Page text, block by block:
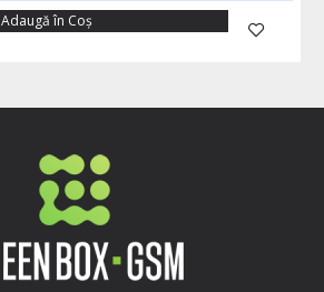
Adaugă în Coş